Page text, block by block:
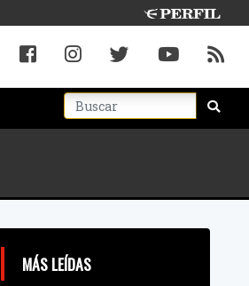
MÁS LEÍDAS